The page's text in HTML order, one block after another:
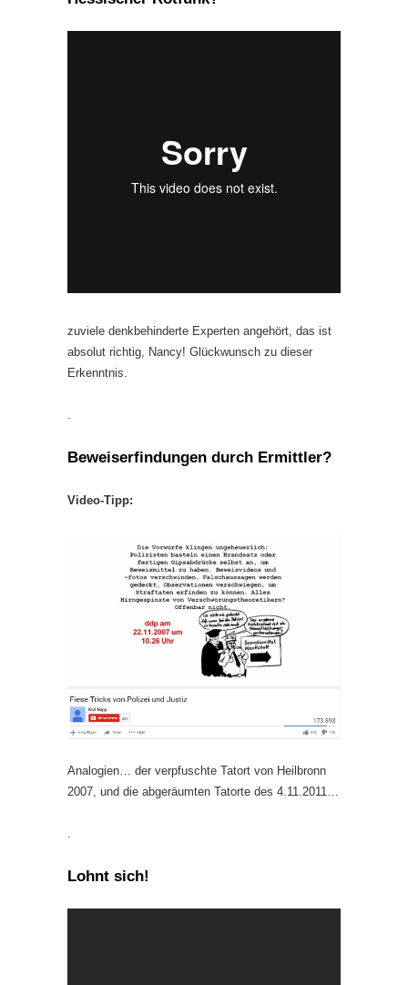
zuviele denkbehinderte Experten angehört, das ist
absolut richtig, Nancy! Glückwunsch zu dieser
Erkenntnis.
.
Beweiserfindungen durch Ermittler?
Video-Tipp:
Analogien… der verpfuschte Tatort von Heilbronn
2007, und die abgeräumten Tatorte des 4.11.2011…
Lohnt sich!